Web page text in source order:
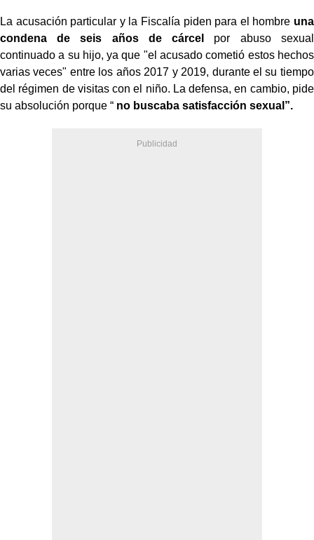
La acusación particular y la Fiscalía piden para el hombre una
condena de seis años de cárcel
por abuso sexual
continuado a su hijo, ya que "el acusado cometió estos hechos
varias veces" entre los años 2017 y 2019, durante el su tiempo
del régimen de visitas con el niño. La defensa, en cambio, pide
su absolución porque “ no buscaba satisfacción sexual”.